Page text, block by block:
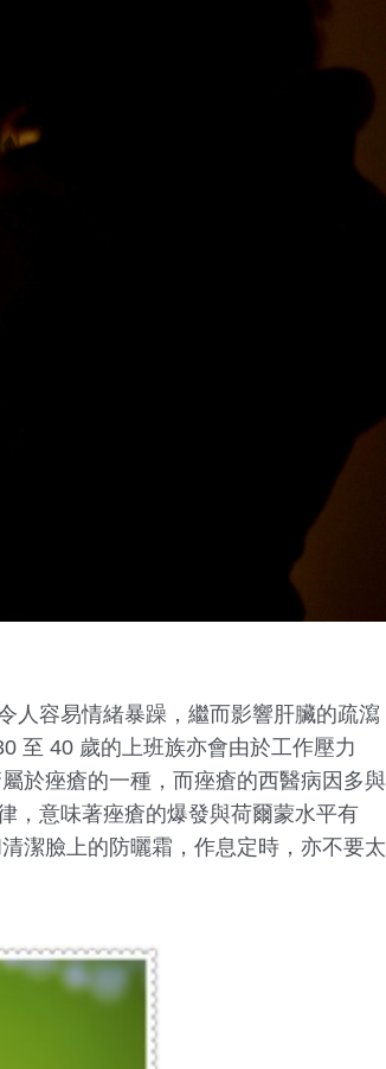
人容易情緒暴躁，繼而影響肝臟的疏瀉
至 40 歲的上班族亦會由於工作壓力
於痤瘡的一種，而痤瘡的西醫病因多與
，意味著痤瘡的爆發與荷爾蒙水平有
潔臉上的防曬霜，作息定時，亦不要太